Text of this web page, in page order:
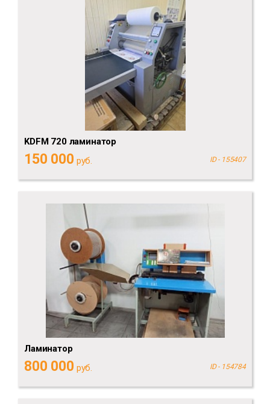
KDFM 720 ламинатор
150 000 руб. ID - 155407
Ламинатор
800 000 руб. ID - 154784